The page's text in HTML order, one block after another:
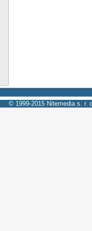
© 1999-2015 Nitemedia s. r.